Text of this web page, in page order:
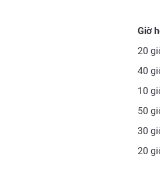
Giờ
20
40
10
50
30
20